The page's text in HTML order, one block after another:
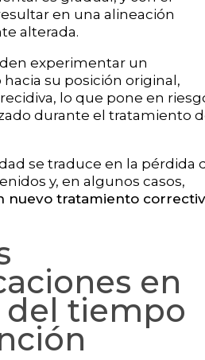
en una alineación
alterada.
experimentar un
su posición original,
lo que pone en
durante el tratamiento
se traduce en la pérdida
y, en algunos casos,
nuevo tratamiento
en
tiempo